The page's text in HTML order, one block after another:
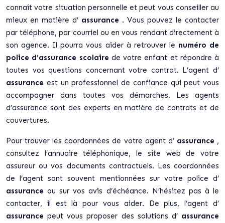
connaît votre situation personnelle et peut vous conseiller au
mieux en matière d’ assurance . Vous pouvez le contacter
par téléphone, par courriel ou en vous rendant directement à
son agence. Il pourra vous aider à retrouver le numéro de
police d’assurance scolaire de votre enfant et répondre à
toutes vos questions concernant votre contrat. L’agent d’
assurance est un professionnel de confiance qui peut vous
accompagner dans toutes vos démarches. Les agents
d’assurance sont des experts en matière de contrats et de
couvertures.
Pour trouver les coordonnées de votre agent d’ assurance ,
consultez l’annuaire téléphonique, le site web de votre
assureur ou vos documents contractuels. Les coordonnées
de l’agent sont souvent mentionnées sur votre police d’
assuranceou sur vos avis d’échéance. N’hésitez pas à le
contacter, il est là pour vous aider. De plus, l’agent d’
assurancepeut vous proposer des solutions d’ assurance